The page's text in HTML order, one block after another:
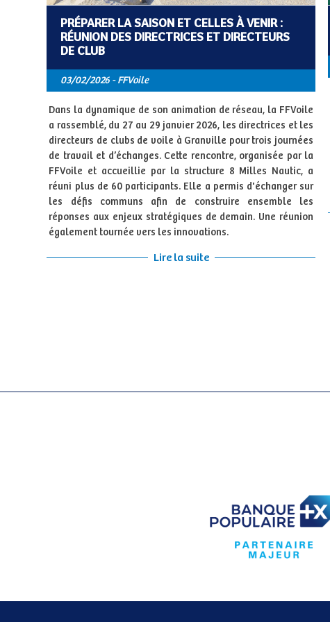
PRÉPARER LA SAISON ET CELLES À VENIR :
RÉUNION DES DIRECTRICES ET DIRECTEURS
DE CLUB
03/02/2026 - FFVoile
Dans la dynamique de son animation de réseau, la FFVoile
a rassemblé, du 27 au 29 janvier 2026, les directrices et les
directeurs de clubs de voile à Granville pour trois journées
de travail et d’échanges. Cette rencontre, organisée par la
FFVoile et accueillie par la structure 8 Milles Nautic, a
réuni plus de 60 participants. Elle a permis d'échanger sur
les défis communs afin de construire ensemble les
réponses aux enjeux stratégiques de demain. Une réunion
également tournée vers les innovations.
Lire la suite